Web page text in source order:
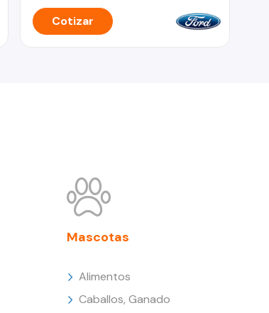
Cotizar
Mascotas
Alimentos
Caballos, Ganado